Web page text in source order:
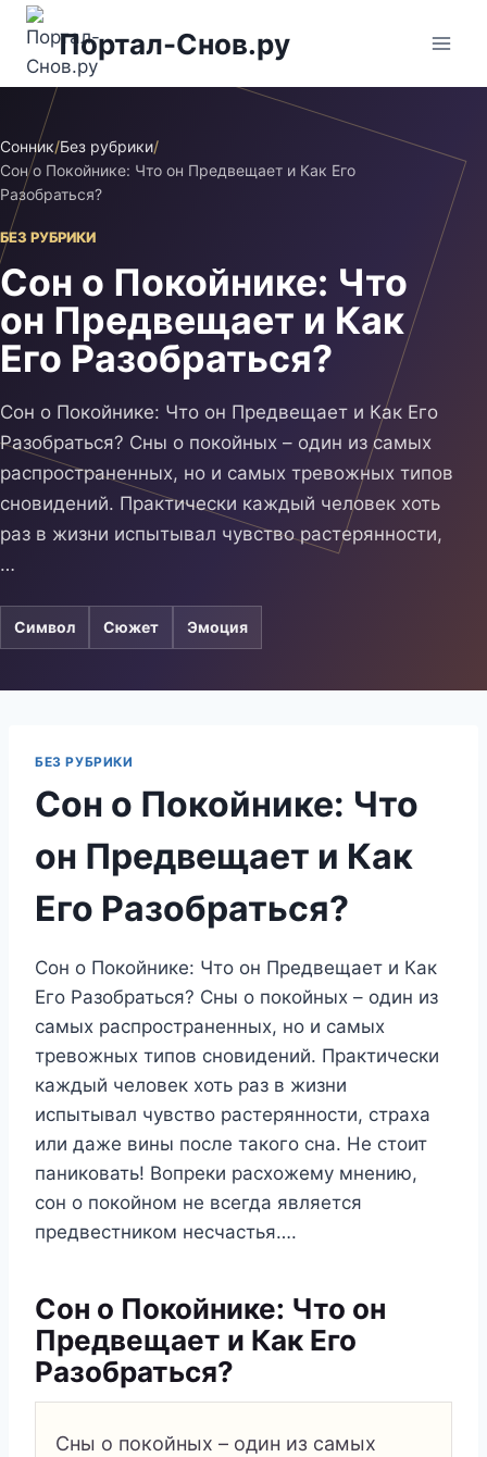
Перейти
содержимому
Портал-Снов.ру
Сонник/Без рубрики/
Сон о Покойнике: Что он Предвещает и Как Его
Разобраться?
БЕЗ РУБРИКИ
Сон о Покойнике: Что
он Предвещает и Как
Его Разобраться?
Сон о Покойнике: Что он Предвещает и Как Его
Разобраться? Сны о покойных – один из самых
распространенных, но и самых тревожных типов
сновидений. Практически каждый человек хоть
раз в жизни испытывал чувство растерянности,
…
Символ Сюжет Эмоция
БЕЗ РУБРИКИ
Сон о Покойнике: Что
он Предвещает и Как
Его Разобраться?
Сон о Покойнике: Что он Предвещает и Как
Его Разобраться? Сны о покойных – один из
самых распространенных, но и самых
тревожных типов сновидений. Практически
каждый человек хоть раз в жизни
испытывал чувство растерянности, страха
или даже вины после такого сна. Не стоит
паниковать! Вопреки расхожему мнению,
сон о покойном не всегда является
предвестником несчастья….
Сон о Покойнике: Что он
Предвещает и Как Его
Разобраться?
Сны о покойных – один из самых